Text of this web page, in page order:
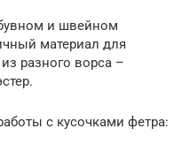
и швейном
материал для
разного ворса –
с кусочками фетра: